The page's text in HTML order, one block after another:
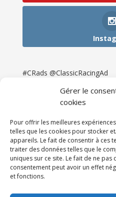
Gérer le
cookies
Pour offrir les meilleures
telles que les cookies pour stocker
appareils. Le fait de consentir à ces
traiter des données telles que le
uniques sur ce site. Le fait de ne
consentement peut avoir un effet
et fonctions.
#CRads @ClassicRacingAd